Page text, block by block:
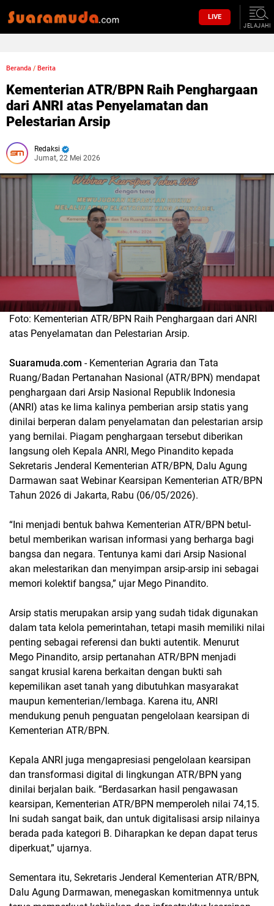
LIVE
JELAJAHI
Beranda / Berita
Kementerian ATR/BPN Raih Penghargaan
dari ANRI atas Penyelamatan dan
Pelestarian Arsip
Redaksi
Jumat, 22 Mei 2026
Foto: Kementerian ATR/BPN Raih Penghargaan dari ANRI
atas Penyelamatan dan Pelestarian Arsip.
Suaramuda.com - Kementerian Agraria dan Tata
Ruang/Badan Pertanahan Nasional (ATR/BPN) mendapat
penghargaan dari Arsip Nasional Republik Indonesia
(ANRI) atas ke lima kalinya pemberian arsip statis yang
dinilai berperan dalam penyelamatan dan pelestarian arsip
yang bernilai. Piagam penghargaan tersebut diberikan
langsung oleh Kepala ANRI, Mego Pinandito kepada
Sekretaris Jenderal Kementerian ATR/BPN, Dalu Agung
Darmawan saat Webinar Kearsipan Kementerian ATR/BPN
Tahun 2026 di Jakarta, Rabu (06/05/2026).
“Ini menjadi bentuk bahwa Kementerian ATR/BPN betul-
betul memberikan warisan informasi yang berharga bagi
bangsa dan negara. Tentunya kami dari Arsip Nasional
akan melestarikan dan menyimpan arsip-arsip ini sebagai
memori kolektif bangsa,” ujar Mego Pinandito.
Arsip statis merupakan arsip yang sudah tidak digunakan
dalam tata kelola pemerintahan, tetapi masih memiliki nilai
penting sebagai referensi dan bukti autentik. Menurut
Mego Pinandito, arsip pertanahan ATR/BPN menjadi
sangat krusial karena berkaitan dengan bukti sah
kepemilikan aset tanah yang dibutuhkan masyarakat
maupun kementerian/lembaga. Karena itu, ANRI
mendukung penuh penguatan pengelolaan kearsipan di
Kementerian ATR/BPN.
Kepala ANRI juga mengapresiasi pengelolaan kearsipan
dan transformasi digital di lingkungan ATR/BPN yang
dinilai berjalan baik. “Berdasarkan hasil pengawasan
kearsipan, Kementerian ATR/BPN memperoleh nilai 74,15.
Ini sudah sangat baik, dan untuk digitalisasi arsip nilainya
berada pada kategori B. Diharapkan ke depan dapat terus
diperkuat,” ujarnya.
Sementara itu, Sekretaris Jenderal Kementerian ATR/BPN,
Dalu Agung Darmawan, menegaskan komitmennya untuk